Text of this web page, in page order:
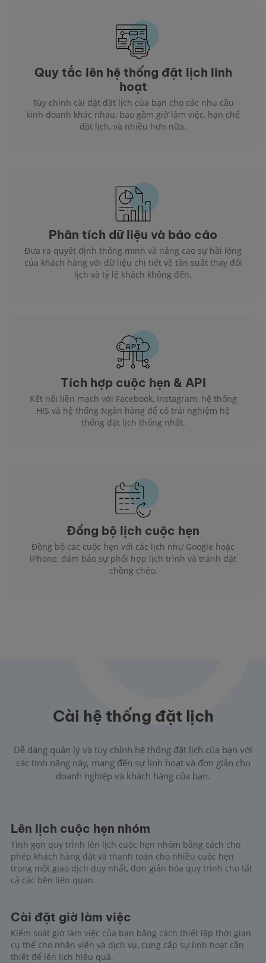
Quy tắc lên hệ thống đặt lịch linh
hoạt
Tùy chỉnh cài đặt đặt lịch của bạn cho các nhu cầu
kinh doanh khác nhau, bao gồm giờ làm việc, hạn chế
đặt lịch, và nhiều hơn nữa.
Phân tích dữ liệu và báo cáo
Đưa ra quyết định thông minh và nâng cao sự hài lòng
của khách hàng với dữ liệu chi tiết về tần suất thay đổi
lịch và tỷ lệ khách không đến.
Tích hợp cuộc hẹn & API
Kết nối liền mạch với Facebook, Instagram, hệ thống
HIS và hệ thống Ngân hàng để có trải nghiệm hệ
thống đặt lịch thống nhất.
Đồng bộ lịch cuộc hẹn
Đồng bộ các cuộc hẹn với các lịch như Google hoặc
iPhone, đảm bảo sự phối hợp lịch trình và tránh đặt
chồng chéo.
Cài hệ thống đặt lịch
Dễ dàng quản lý và tùy chỉnh hệ thống đặt lịch của bạn với
các tính năng này, mang đến sự linh hoạt và đơn giản cho
doanh nghiệp và khách hàng của bạn.
Lên lịch cuộc hẹn nhóm
Tinh gọn quy trình lên lịch cuộc hẹn nhóm bằng cách cho
phép khách hàng đặt và thanh toán cho nhiều cuộc hẹn
trong một giao dịch duy nhất, đơn giản hóa quy trình cho tất
cả các bên liên quan.
Cài đặt giờ làm việc
Kiểm soát giờ làm việc của bạn bằng cách thiết lập thời gian
cụ thể cho nhân viên và dịch vụ, cung cấp sự linh hoạt cần
thiết để lên lịch hiệu quả.